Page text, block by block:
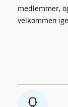
medlemmer,
velkommen